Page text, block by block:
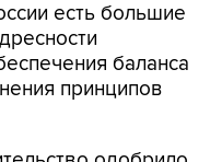
есть большие
баланса
принципов